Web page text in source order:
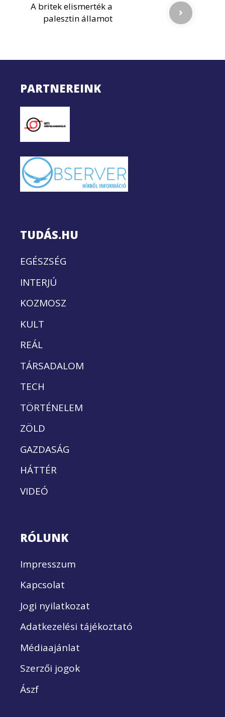
A britek elismerték a
palesztin államot
PARTNEREINK
TUDÁS.HU
EGÉSZSÉG
INTERJÚ
KOZMOSZ
KULT
REÁL
TÁRSADALOM
TECH
TÖRTÉNELEM
ZÖLD
GAZDASÁG
HÁTTÉR
VIDEÓ
RÓLUNK
Impresszum
Kapcsolat
Jogi nyilatkozat
Adatkezelési tájékoztató
Médiaajánlat
Szerzői jogok
Ászf